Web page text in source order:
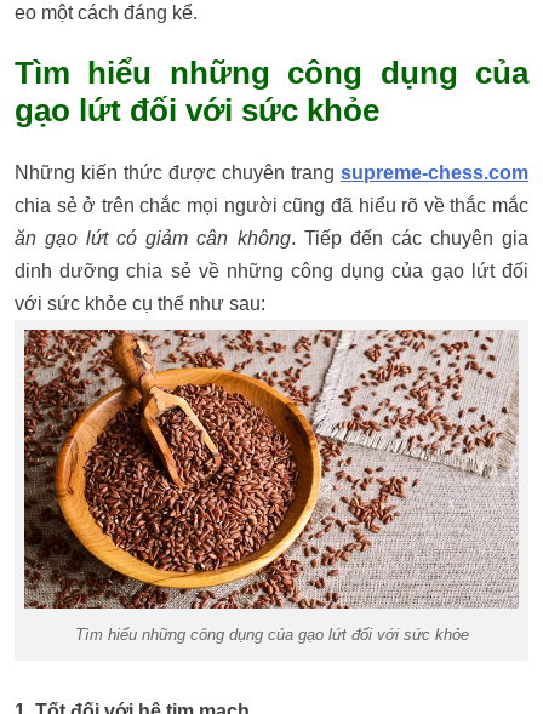
eo một cách đáng kể.
Tìm hiểu những công dụng của
gạo lứt đối với sức khỏe
Những kiến thức được chuyên trang supreme-chess.com
chia sẻ ở trên chắc mọi người cũng đã hiểu rõ về thắc mắc
ăn gạo lứt có giảm cân không. Tiếp đến các chuyên gia
dinh dưỡng chia sẻ về những công dụng của gạo lứt đối
với sức khỏe cụ thể như sau:
Tìm hiểu những công dụng của gạo lứt đối với sức khỏe